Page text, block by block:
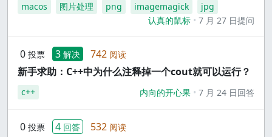
macos 图片处理 png imagemagick
jpg
认真的鼠标
7 月 27 日提问
0 投票 3 解决 742 阅读
新手求助：C++中为什么注释掉一个cout就可以运行？
c++ 内向的开心果 7 月 24 日回答
0 投票 4 回答 532 阅读